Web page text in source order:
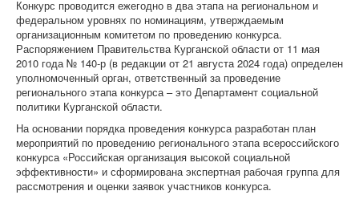
Конкурс проводится ежегодно в два этапа на региональном и
федеральном уровнях по номинациям, утверждаемым
организационным комитетом по проведению конкурса.
Распоряжением Правительства Курганской области от 11 мая
2010 года № 140-р (в редакции от 21 августа 2024 года) определен
уполномоченный орган, ответственный за проведение
регионального этапа конкурса – это Департамент социальной
политики Курганской области.
На основании порядка проведения конкурса разработан план
мероприятий по проведению регионального этапа всероссийского
конкурса «Российская организация высокой социальной
эффективности» и сформирована экспертная рабочая группа для
рассмотрения и оценки заявок участников конкурса.